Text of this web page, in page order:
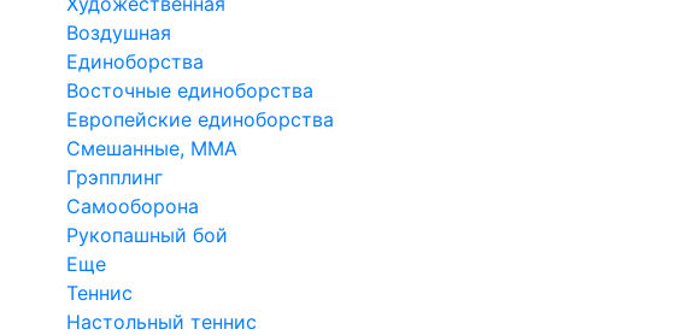
Воздушная
Единоборства
Восточные единоборства
Европейские единоборства
Смешанные, ММА
Грэпплинг
Самооборона
Рукопашный бой
Еще
Теннис
Настольный теннис